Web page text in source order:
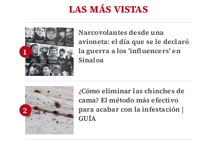
LAS MÁS VISTAS
Narcovolantes desde una
avioneta: el día que se le declaró
la guerra a los 'influencers' en
Sinaloa
¿Cómo eliminar las chinches de
cama? El método más efectivo
para acabar con la infestación |
GUÍA